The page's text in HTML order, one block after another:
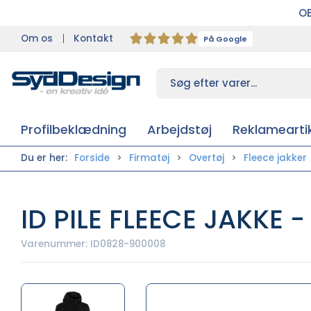
Om os Kontakt På Google
Profilbeklædning Arbejdstøj
Du er her: Forside Firmatøj Overtøj Fleece jakker
ID PILE FLEECE JAKKE -
Varenummer: ID0828-900008